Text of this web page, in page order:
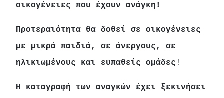
οικογένειες που έχουν ανάγκη!
Προτεραιότητα θα δοθεί σε οικογένειες
με μικρά παιδιά, σε άνεργους, σε
ηλικιωμένους και ευπαθείς ομάδες !
Η καταγραφή των αναγκών έχει ξεκινήσει